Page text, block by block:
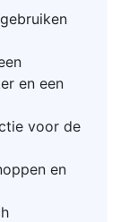
en een
voor de
en